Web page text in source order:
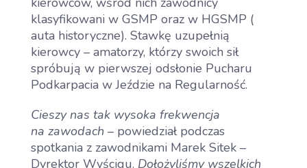
klasyfikowani w GSMP oraz w HGSMP (
auta historyczne). Stawkę uzupełnią
kierowcy – amatorzy, którzy swoich sił
spróbują w pierwszej odsłonie Pucharu
Podkarpacia w Jeździe na Regularność.
Cieszy nas tak wysoka frekwencja
na zawodach – powiedział podczas
spotkania z zawodnikami Marek Sitek –
Dyrektor Wyścigu. Dołożyliśmy wszelkich